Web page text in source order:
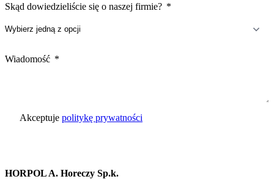
Skąd dowiedzieliście się o naszej firmie?
Wiadomość
Akceptuje politykę prywatności
HORPOL A. Horeczy Sp.k.